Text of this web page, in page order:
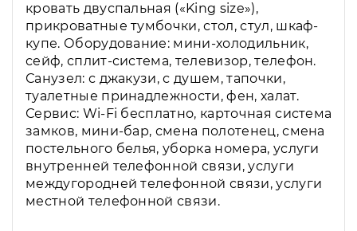
кровать двуспальная («King size»),
прикроватные тумбочки, стол, стул, шкаф-
купе. Оборудование: мини-холодильник,
сейф, сплит-система, телевизор, телефон.
Санузел: с джакузи, с душем, тапочки,
туалетные принадлежности, фен, халат.
Сервис: Wi-Fi бесплатно, карточная система
замков, мини-бар, смена полотенец, смена
постельного белья, уборка номера, услуги
внутренней телефонной связи, услуги
междугородней телефонной связи, услуги
местной телефонной связи.